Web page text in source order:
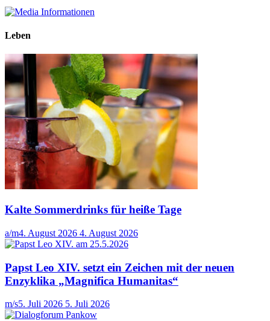
Leben
Kalte Sommerdrinks für heiße Tage
a/m4. August 2026 4. August 2026
Papst Leo XIV. setzt ein Zeichen mit der neuen
Enzyklika „Magnifica Humanitas“
m/s5. Juli 2026 5. Juli 2026